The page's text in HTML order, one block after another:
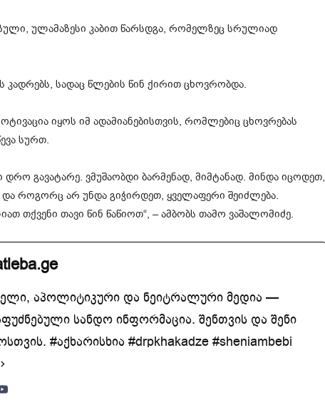
ულამაზესი კაბით წარსდგა, რომელზეც სრულიად
კადრებს, სადაც წლების წინ ქირით ცხოვრობდა.
იყოს იმ ადამიანებისთვის, რომლებიც ცხოვრებას
სურთ.
დრო გავატარე. ვმუშაობდი ბარმენად, მიმტანად. მინდა იცოდეთ,
როგორც არ უნდა გიჭირდეთ, ყველაფერი შეიძლება.
თქვენი თავი წინ წაწიოთ“, – ამბობს თამო ვაშალომიძე.
აპოლიტიკური და ნეიტრალური მედია —
სანდო ინფორმაცია. შენთვის და შენი
#აქხარისხია #drpkhakadze #sheniambebi